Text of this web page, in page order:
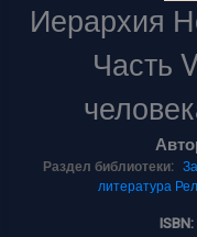
Иерархия
Часть
Раздел библиотеки:
литература
ISBN: